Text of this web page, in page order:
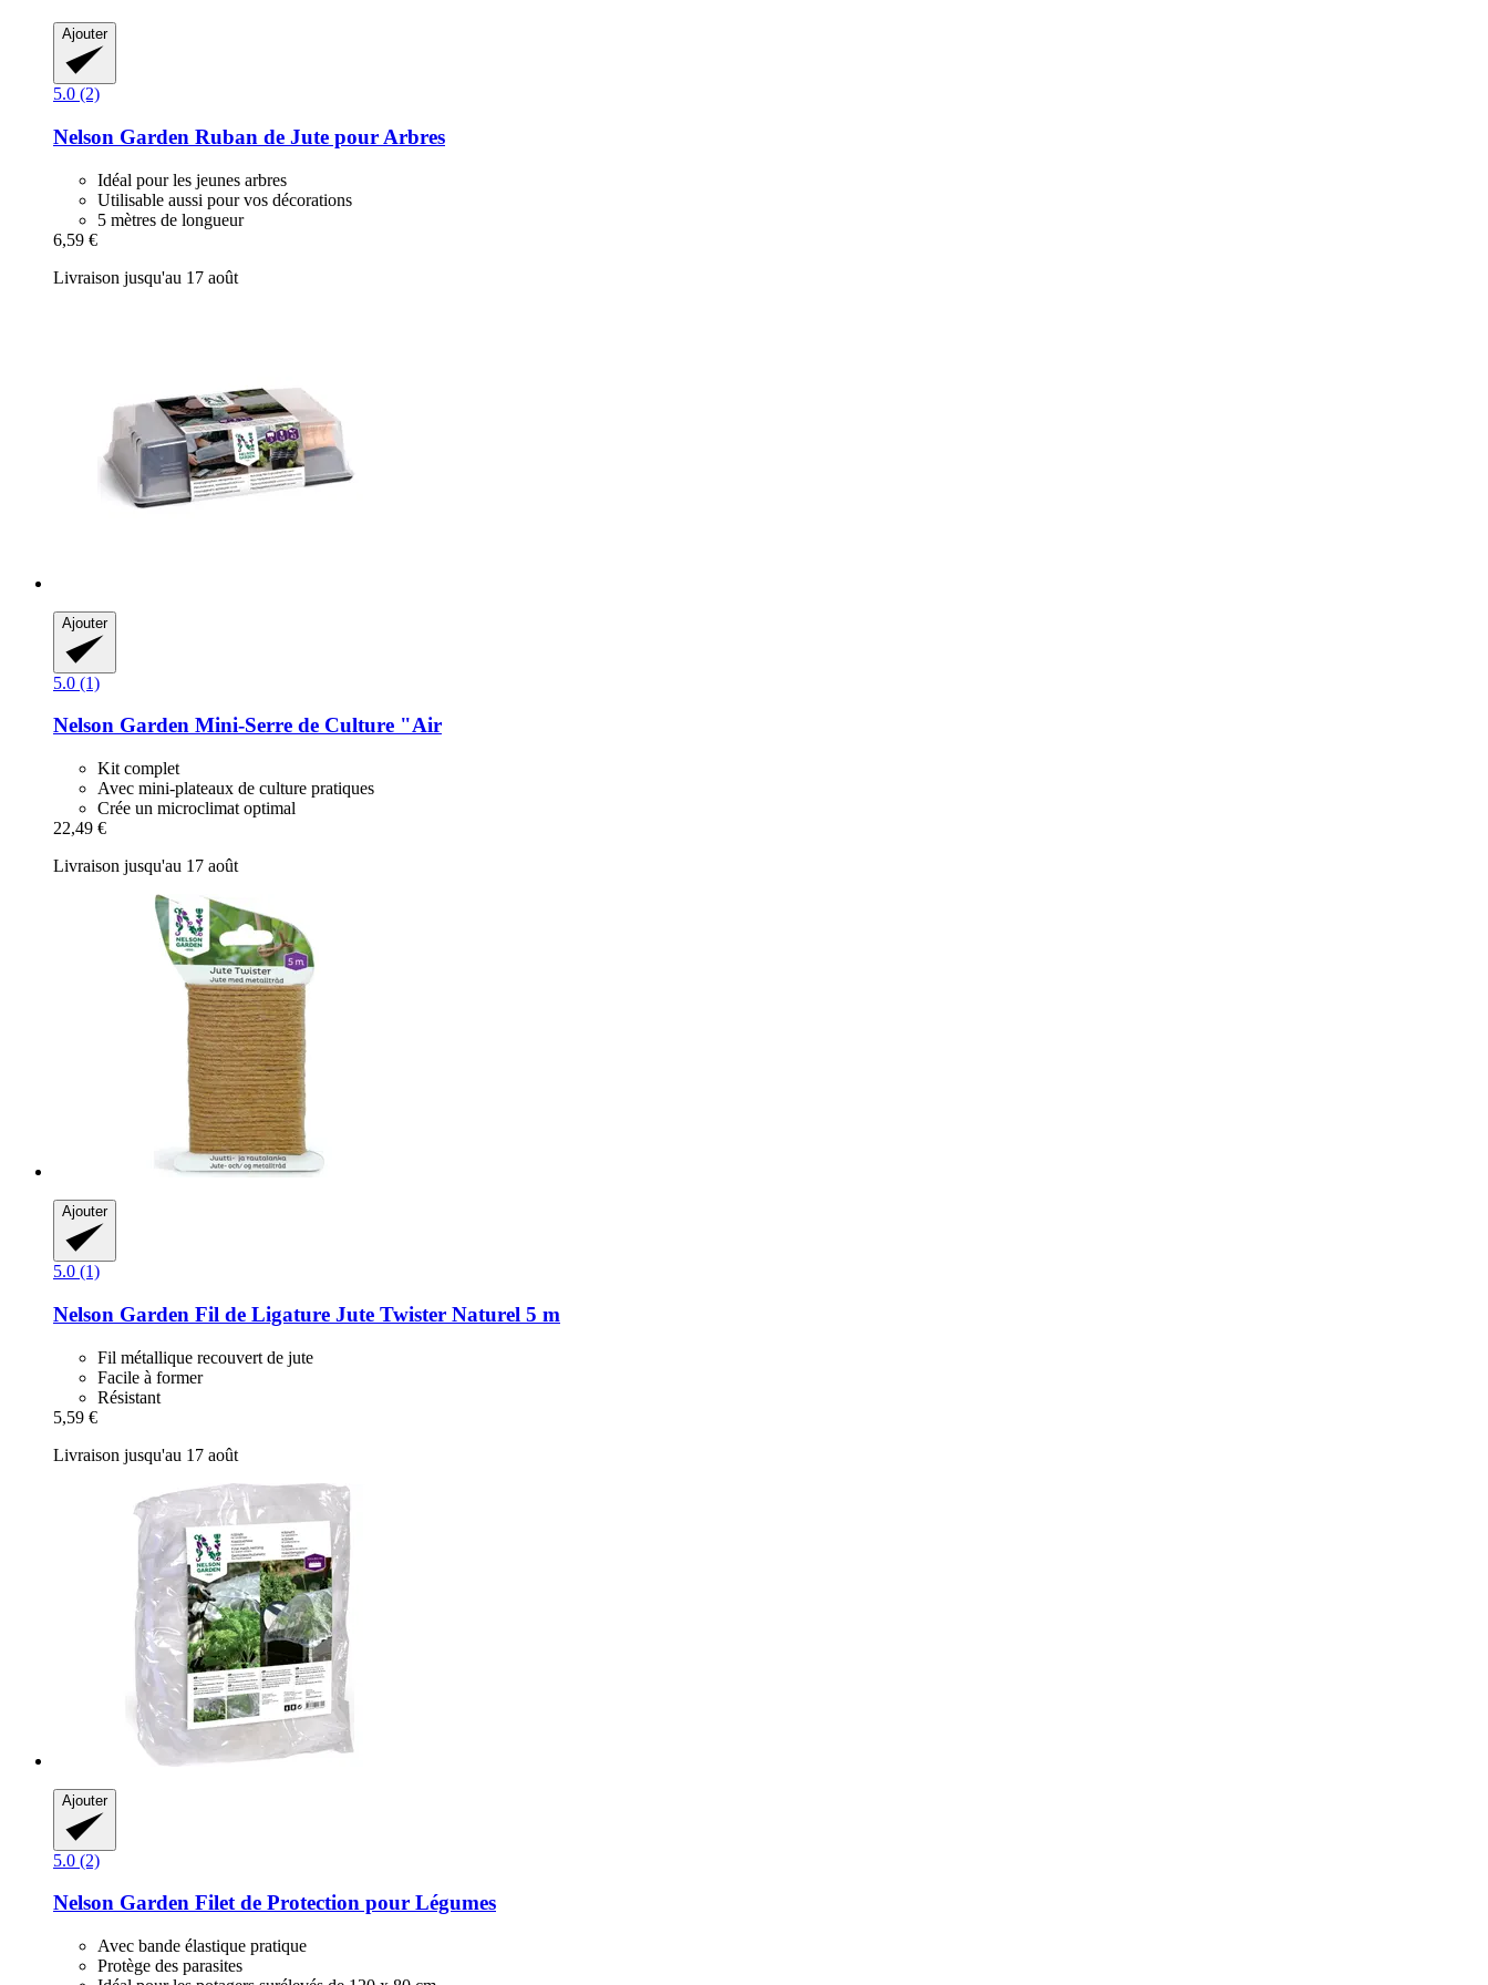
Ajouter
5.0 (2)
Nelson Garden Ruban de Jute pour Arbres
Idéal pour les jeunes arbres
Utilisable aussi pour vos décorations
5 mètres de longueur
6,59 €
Livraison jusqu'au 17 août
Ajouter
5.0 (1)
Nelson Garden Mini-​Serre de Culture "Air
Kit complet
Avec mini-plateaux de culture pratiques
Crée un microclimat optimal
22,49 €
Livraison jusqu'au 17 août
Ajouter
5.0 (1)
Nelson Garden Fil de Ligature Jute Twister Naturel 5 m
Fil métallique recouvert de jute
Facile à former
Résistant
5,59 €
Livraison jusqu'au 17 août
Ajouter
5.0 (2)
Nelson Garden Filet de Protection pour Légumes
Avec bande élastique pratique
Protège des parasites